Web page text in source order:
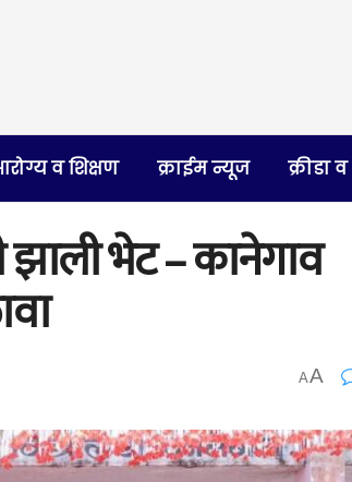
व शिक्षण क्राईम न्यूज क्रीडा
झाली भेट – कानेगाव
AA